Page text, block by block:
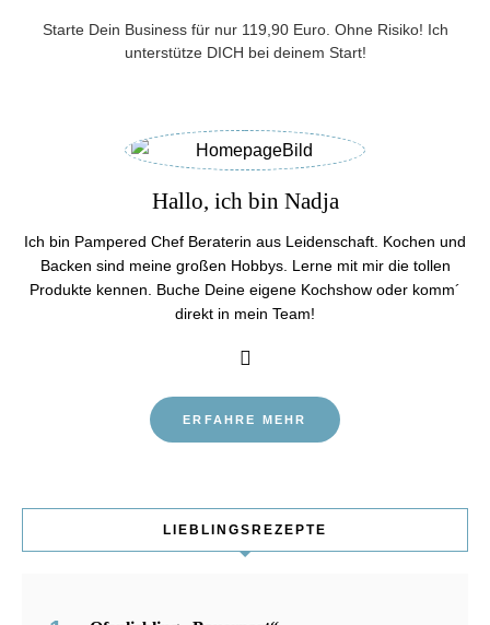
Starte Dein Business für nur 119,90 Euro. Ohne Risiko! Ich
unterstütze DICH bei deinem Start!
Hallo, ich bin Nadja
Ich bin Pampered Chef Beraterin aus Leidenschaft. Kochen und
Backen sind meine großen Hobbys. Lerne mit mir die tollen
Produkte kennen. Buche Deine eigene Kochshow oder komm´
direkt in mein Team!
ERFAHRE MEHR
LIEBLINGSREZEPTE